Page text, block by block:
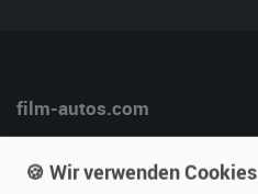
film-autos.com
Leistungen
🍪 Wir verwenden Cookies